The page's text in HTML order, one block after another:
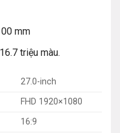
mm
triệu màu.
27.0-inch
FHD 1920×1080
16:9